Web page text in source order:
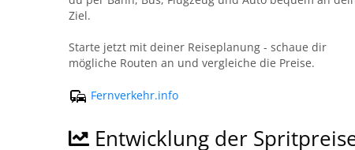
Ziel.
Starte jetzt mit deiner Reiseplanung - schaue dir
mögliche Routen an und vergleiche die Preise.
Fernverkehr.info
Entwicklung der